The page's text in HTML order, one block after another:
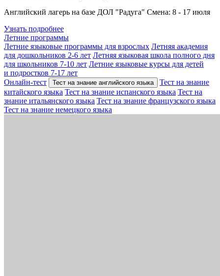
Английский лагерь на базе ДОЛ "Радуга" Смена: 8 - 17 июля
Узнать подробнее
Летние программы
Летние языковые программы для взрослых Летняя академия
для дошкольников 2-6 лет Летняя языковая школа полного дня
для школьников 7-10 лет Летние языковые курсы для детей
и подростков 7-17 лет
Онлайн-тест
Тест на знание английского языка
Тест на знание
китайского языка Тест на знание испанского языка Тест на
знание итальянского языка Тест на знание французского языка
Тест на знание немецкого языка